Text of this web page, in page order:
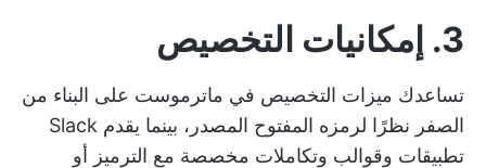
3. إمكانيات التخصيص
تساعدك ميزات التخصيص في ماترموست على البناء من
الصفر نظرًا لرمزه المفتوح المصدر، بينما يقدم Slack
تطبيقات وقوالب وتكاملات مخصصة مع الترميز أو